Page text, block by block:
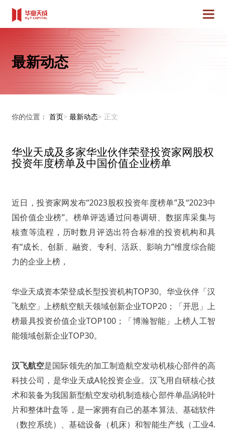
最新动态
你的位置： 首页> 最新动态> 正文
华业天成及多家华业伙伴荣登投资家网股权
投资年度榜单及中国价值企业榜单
近日，投资家网发布“2023股权投资年度榜单”及“2023中
国价值企业榜”。榜单评选通过问卷调研、数据库采集与
核查等流程，历时数月评选出符合标准的投资机构和具
有“成长、创新、融资、专利、活跃、影响力”维度综合能
力的企业上榜，
华业天成资本荣登成长型投资机构TOP30。华业伙伴「汉
飞航空」上榜航空航天领域创新企业TOP20；「开思」上
榜最具投资价值企业TOP100；「博瀚智能」上榜人工智
能领域创新企业TOP30。
汉飞航空是国际领先的加工制造航空发动机核心部件的高
科技公司，是华业天成A轮投资企业。汉飞用自研核心技
术和装备为我国新型航空发动机制造核心部件单晶涡轮叶
片和整体叶盘等，是一家拥有自己的基本算法、基础软件
（数控系统）、基础设备（机床）和智能生产线（工业4.